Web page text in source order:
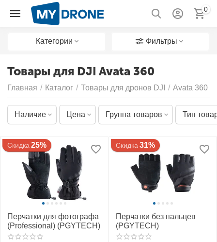
0
Категории Фильтры
Товары для DJI Avata 360
Главная / Каталог / Товары для дронов DJI / Avata 360
Наличие Цена Группа товаров Тип
Скидка 25%
Перчатки для фотографа
(Professional) (PGYTECH)
Скидка 31%
Перчатки без пальцев
(PGYTECH)